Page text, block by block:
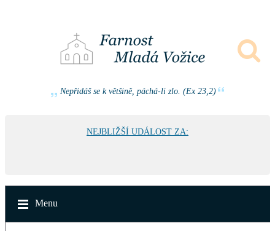
Nepřidáš se k většině, páchá-li zlo. (Ex 23,2)
NEJBLIŽŠÍ UDÁLOST ZA:
Menu